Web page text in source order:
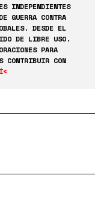
INDEPENDIENTES
GUERRA CONTRA
DESDE EL
DE LIBRE USO.
PARA
CONTRIBUIR CON